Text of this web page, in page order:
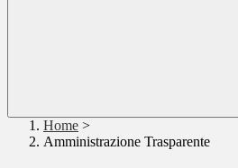
Home >
Amministrazione Trasparente